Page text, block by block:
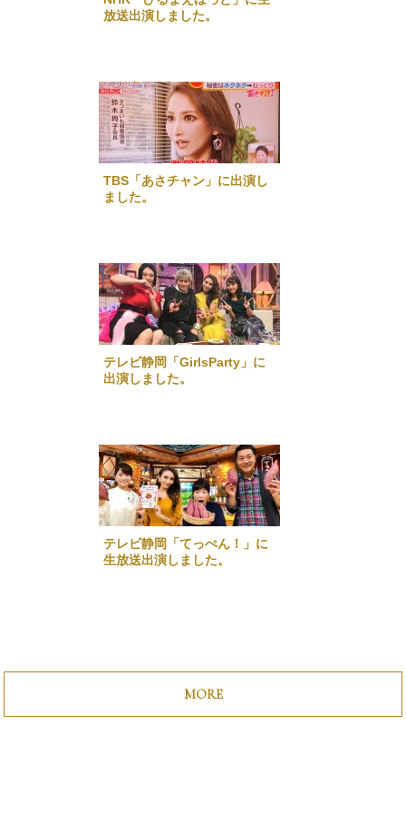
放送出演しました。
TBS「あさチャン」に出演し
ました。
テレビ静岡「GirlsParty」に
出演しました。
テレビ静岡「てっぺん！」に
生放送出演しました。
MORE